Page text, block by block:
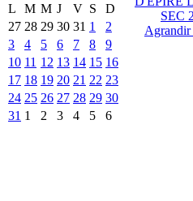
L
M M J V S
D
27 28 29 30 31 1
2
3
4 5 6 7 8
9
10 11 12 13 14 15 16
17 18 19 20 21 22 23
24 25 26 27 28 29 30
31 1 2 3 4 5 6
Agrandir